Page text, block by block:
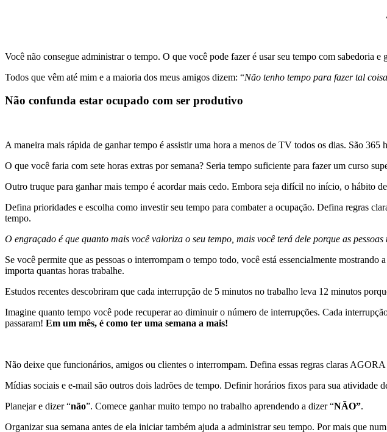
Você não consegue administrar o tempo. O que você pode fazer é usar seu tempo com sabedoria e
Todos que vêm até mim e a maioria dos meus amigos dizem: “Não tenho tempo para fazer tal
Não confunda estar ocupado com ser produtivo
A maneira mais rápida de ganhar tempo é assistir uma hora a menos de TV todos os dias. São
O que você faria com sete horas extras por semana? Seria tempo suficiente para fazer um curso
Outro truque para ganhar mais tempo é acordar mais cedo. Embora seja difícil no início, o hábito
Defina prioridades e escolha como investir seu tempo para combater a ocupação. Defina regras
tempo.
O engraçado é que quanto mais você valoriza o seu tempo, mais você terá dele porque as
Se você permite que as pessoas o interrompam o tempo todo, você está essencialmente
importa quantas horas trabalhe.
Estudos recentes descobriram que cada interrupção de 5 minutos no trabalho leva 12 minutos
Imagine quanto tempo você pode recuperar ao diminuir o número de interrupções. Cada
passaram! Em um mês, é como ter uma semana a mais!
Não deixe que funcionários, amigos ou clientes o interrompam. Defina essas regras claras
Mídias sociais e e-mail são outros dois ladrões de tempo. Definir horários fixos para sua atividade
Planejar e dizer “não”. Comece ganhar muito tempo no trabalho aprendendo a dizer “NÃO”.
Organizar sua semana antes de ela iniciar também ajuda a administrar seu tempo. Por mais que